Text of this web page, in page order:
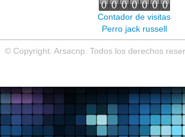
Contador de visitas
Perro jack russell
© Copyright. Arsacnp. Todos los derechos